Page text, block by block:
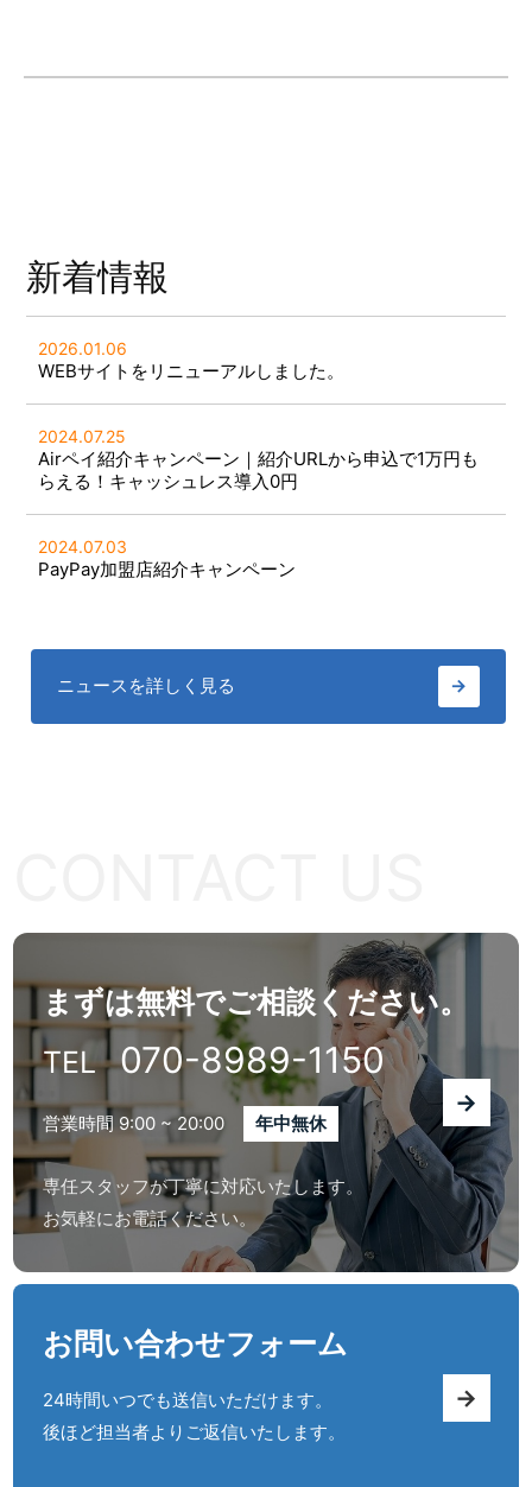
新着情報
2026.01.06
WEBサイトをリニューアルしました。
2024.07.25
Airペイ紹介キャンペーン｜紹介URLから申込で1万円も
らえる！キャッシュレス導入0円
2024.07.03
PayPay加盟店紹介キャンペーン
ニュースを詳しく見る →
まずは無料でご相談ください。
TEL
070-8989-1150
営業時間 9:00 ~ 20:00 年中無休
専任スタッフが丁寧に対応いたします。
お気軽にお電話ください。
→
お問い合わせフォーム
24時間いつでも送信いただけます。
後ほど担当者よりご返信いたします。
→